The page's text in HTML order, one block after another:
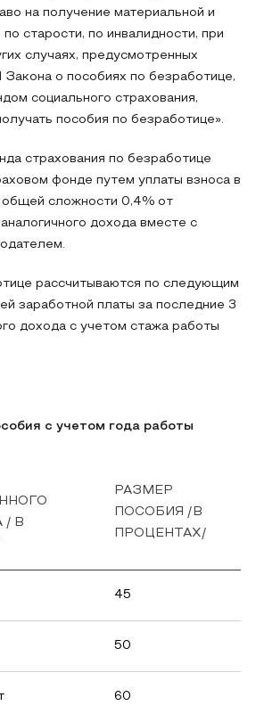
на получение материальной и
старости, по инвалидности, при
случаях, предусмотренных
Закона о пособиях по безработице,
социального страхования,
пособия по безработице».
страхования по безработице
фонде путем уплаты взноса в
сложности 0,4% от
дохода вместе с
рассчитываются по следующим
заработной платы за последние 3
дохода с учетом стажа работы
с учетом года работы
/ В
РАЗМЕР
ПОСОБИЯ /В
ПРОЦЕНТАХ/
45
50
60